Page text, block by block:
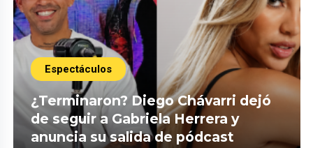
Espectáculos
¿Terminaron? Diego Chávarri dejó
de seguir a Gabriela Herrera y
anuncia su salida de pódcast